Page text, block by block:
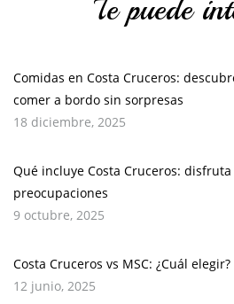
Te puede
Comidas en Costa Cruceros:
comer a bordo sin sorpresas
18 diciembre, 2025
Qué incluye Costa Cruceros:
preocupaciones
9 octubre, 2025
Costa Cruceros vs MSC: ¿Cuál
12 junio, 2025